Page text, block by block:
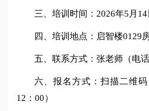
三、培训时间：2026年5月
四、培训地点：启智楼0129
五、联系方式：张老师（电话
六、报名方式：扫描二维
12：00）